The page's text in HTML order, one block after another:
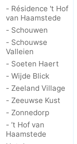
- Résidence 't Hof
van Haamstede
- Schouwen
- Schouwse
Valleien
- Soeten Haert
- Wijde Blick
- Zeeland Village
- Zeeuwse Kust
- Zonnedorp
- ’t Hof van
Haamstede